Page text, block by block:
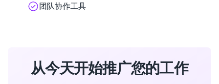
团队协作工具
从今天开始推广您的工作